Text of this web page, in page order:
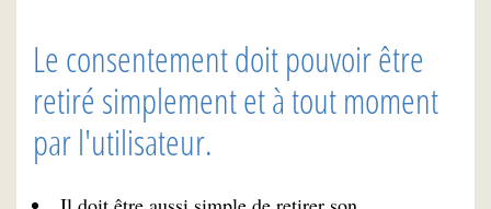
Le consentement doit pouvoir être
retiré simplement et à tout moment
par l'utilisateur.